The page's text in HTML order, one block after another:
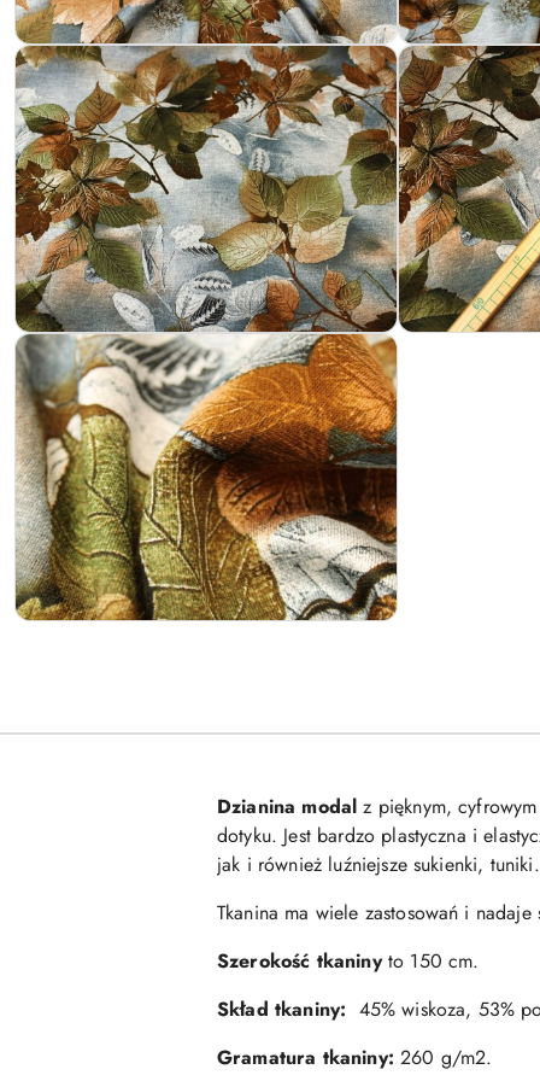
Dzianina modal z pięknym,
dotyku. Jest bardzo plastyczna i
jak i również luźniejsze sukienki,
Tkanina ma wiele zastosowań i
Szerokość tkaninyto 150 cm.
Skład tkaniny: 45% wiskoza, 53%
Gramatura tkaniny: 260 g/m2.